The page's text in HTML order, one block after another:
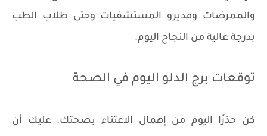
والممرضات ومديرو المستشفيات وحتى طلاب الطب
بدرجة عالية من النجاح اليوم.
توقعات برج الدلو اليوم في الصحة
كن حذرًا اليوم من إهمال الاعتناء بصحتك. عليك أن